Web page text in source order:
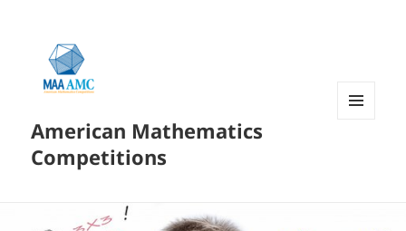
American Mathematics
Competitions